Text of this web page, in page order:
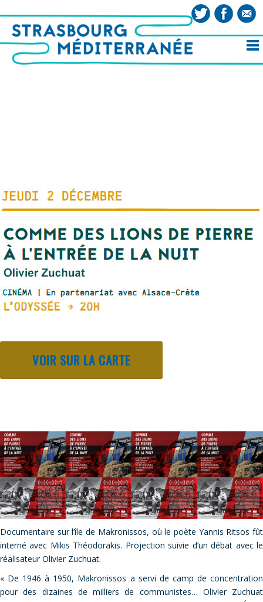
VOIR SUR LA CARTE
Documentaire sur l’île de Makronissos, où le poète Yannis Ritsos fût
interné avec Mikis Théodorakis. Projection suivie d’un débat avec le
réalisateur Olivier Zuchuat.
« De 1946 à 1950, Makronissos a servi de camp de concentration
pour des dizaines de milliers de communistes… Olivier Zuchuat